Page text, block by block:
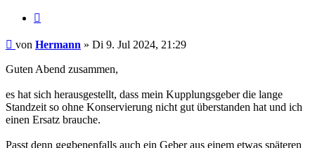
von Hermann » Di 9. Jul 2024, 21:29
Guten Abend zusammen,
es hat sich herausgestellt, dass mein Kupplungsgeber die lange
Standzeit so ohne Konservierung nicht gut überstanden hat und ich
einen Ersatz brauche.
Passt denn gegbenenfalls auch ein Geber aus einem etwas späteren